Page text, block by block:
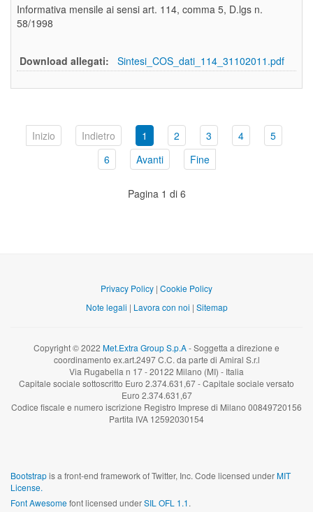
Informativa mensile ai sensi art. 114, comma 5, D.lgs n.
58/1998
Download allegati: Sintesi_COS_dati_114_31102011.pdf
Inizio Indietro 1 2 3 4
5
6
Avanti Fine
Pagina 1 di 6
Privacy Policy | Cookie Policy
Note legali | Lavora con noi | Sitemap
Copyright © 2022 Met.Extra Group S.p.A- Soggetta a direzione e
coordinamento ex.art.2497 C.C. da parte di Amiral S.r.l
Via Rugabella n 17 - 20122 Milano (MI) - Italia
Capitale sociale sottoscritto Euro 2.374.631,67 - Capitale sociale versato
Euro 2.374.631,67
Codice fiscale e numero iscrizione Registro Imprese di Milano 00849720156
Partita IVA 12592030154
Bootstrapis a front-end framework of Twitter, Inc. Code licensed underMIT
License.
Font Awesomefont licensed underSIL OFL 1.1.